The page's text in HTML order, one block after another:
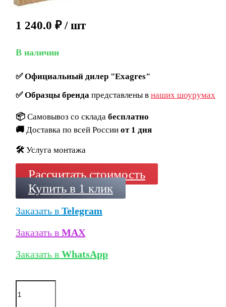
1 240.0 ₽ / шт
В наличии
✅Официальный дилер "Exagres"
✅Образцы брендапредставлены в наших шоурумах
📦 Самовывоз со склада бесплатно
🚚 Доставка по всей России от 1 дня
🛠️ Услуга монтажа
Рассчитать стоимость
Купить в 1 клик
Заказать в Telegram
Заказать в MAX
Заказать в WhatsApp
Количество
товара